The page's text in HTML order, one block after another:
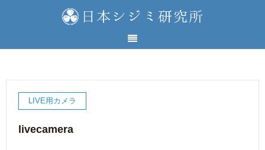
LIVE用カメラ
livecamera